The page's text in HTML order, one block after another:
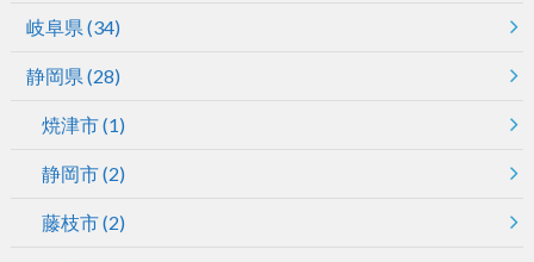
岐阜県 (34)
静岡県 (28)
焼津市(1)
静岡市(2)
藤枝市(2)